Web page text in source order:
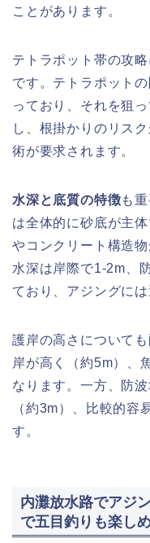
ことがあります。
テトラポット帯の攻
です。テトラポット
っており、それを狙
し、根掛かりのリス
術が要求されます。
水深と底質の特徴も
は全体的に砂底が主
やコンクリート構造
水深は岸際で1-2m、
ており、アジングに
護岸の高さについて
岸が高く（約5m）、
なります。一方、防
（約3m）、比較的容
す。
内灘放水路でアジ
で五目釣りも楽し